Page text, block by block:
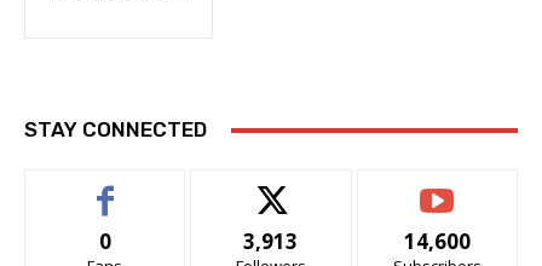
STAY CONNECTED
0 3,913 14,600